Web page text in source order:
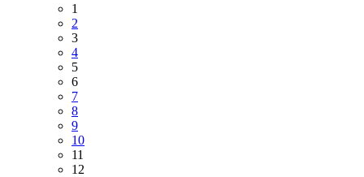
1
2
3
4
5
6
7
8
9
10
11
12